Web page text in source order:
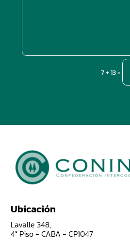
7 + 13=
Ubicación
Lavalle 348,
4° Piso - CABA - CP1047